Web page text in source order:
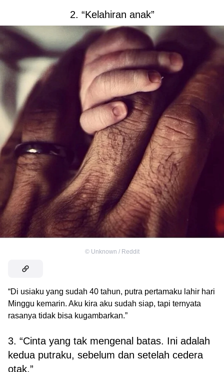
2. “Kelahiran anak”
© Unknown / Reddit
“Di usiaku yang sudah 40 tahun, putra pertamaku lahir hari
Minggu kemarin. Aku kira aku sudah siap, tapi ternyata
rasanya tidak bisa kugambarkan.”
3. “Cinta yang tak mengenal batas. Ini adalah
kedua putraku, sebelum dan setelah cedera
otak.”